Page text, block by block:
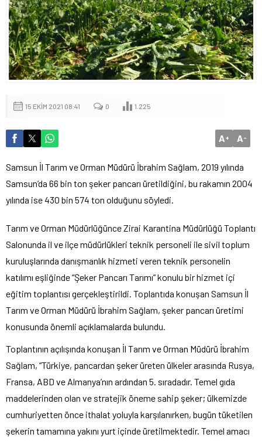
15 EKIM 2021 08:41 0 1.225
A+ A-
Samsun İl Tarım ve Orman Müdürü İbrahim Sağlam, 2019 yılında
Samsun’da 66 bin ton şeker pancarı üretildiğini, bu rakamın 2004
yılında ise 430 bin 574 ton olduğunu söyledi.
Tarım ve Orman Müdürlüğünce Zirai Karantina Müdürlüğü Toplantı
Salonunda il ve ilçe müdürlükleri teknik personeli ile sivil toplum
kuruluşlarında danışmanlık hizmeti veren teknik personelin
katılımı eşliğinde “Şeker Pancarı Tarımı” konulu bir hizmet içi
eğitim toplantısı gerçekleştirildi. Toplantıda konuşan Samsun İl
Tarım ve Orman Müdürü İbrahim Sağlam, şeker pancarı üretimi
konusunda önemli açıklamalarda bulundu.
Toplantının açılışında konuşan İl Tarım ve Orman Müdürü İbrahim
Sağlam, “Türkiye, pancardan şeker üreten ülkeler arasında Rusya,
Fransa, ABD ve Almanya’nın ardından 5. sıradadır. Temel gıda
maddelerinden olan ve stratejik öneme sahip şeker; ülkemizde
cumhuriyetten önce ithalat yoluyla karşılanırken, bugün tüketilen
şekerin tamamına yakını yurt içinde üretilmektedir. Temel amacı